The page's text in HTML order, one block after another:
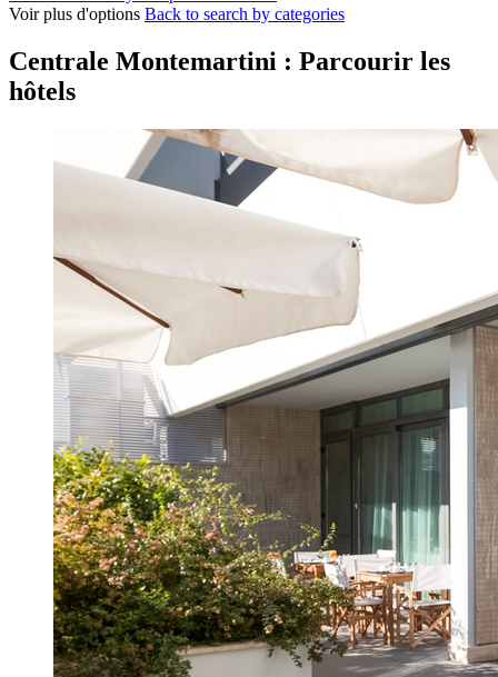
Voir plus d'options Back to search by categories
Centrale Montemartini : Parcourir les
hôtels